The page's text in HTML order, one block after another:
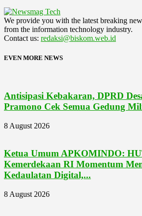
We provide you with the latest breaking
from the information technology industry.
Contact us: redaksi@biskom.web.id
EVEN MORE NEWS
Antisipasi Kebakaran, DPRD
Pramono Cek Semua Gedung
8 August 2026
Ketua Umum APKOMINDO:
Kemerdekaan RI Momentum
Kedaulatan Digital,...
8 August 2026